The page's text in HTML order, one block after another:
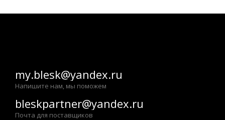
my.blesk@yandex.ru
Напишите нам, мы поможем
bleskpartner@yandex.ru
Почта для поставщиков